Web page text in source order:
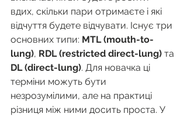
вдих, скільки пари отримаєте і які
відчуття будете відчувати. Існує три
основних типи: MTL (mouth-to-
lung), RDL (restricted direct-lung) та
DL (direct-lung). Для новачка ці
терміни можуть бути
незрозумілими, але на практиці
різниця між ними досить проста. У